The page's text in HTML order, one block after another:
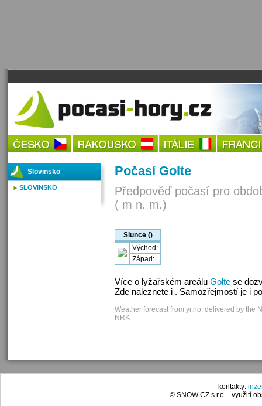
Počasí Golte
Předpověď počasí pro
( m n. m.)
Slunce ()
Východ:
Západ:
Více o lyžařském areálu Golte se
Zde naleznete i . Samozřejmostí je i
Weather forecast from yr.no, delivered by the
NRK
Slovinsko
SLOVINSKO
kontakty:
© SNOW CZ s.r.o. - využití